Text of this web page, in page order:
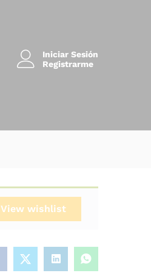
Iniciar Sesión
Registrarme
View wishlist